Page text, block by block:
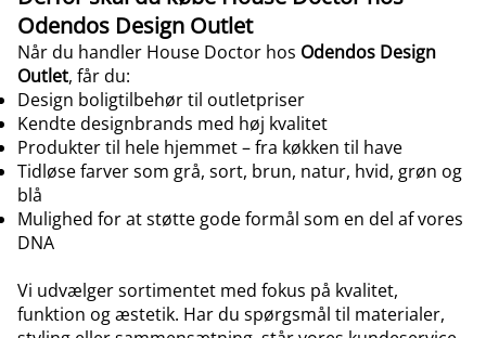
Odendos Design Outlet
Når du handler House Doctor hos Odendos Design
Outlet, får du:
Design boligtilbehør til outletpriser
Kendte designbrands med høj kvalitet
Produkter til hele hjemmet – fra køkken til have
Tidløse farver som grå, sort, brun, natur, hvid, grøn og
blå
Mulighed for at støtte gode formål som en del af vores
DNA
Vi udvælger sortimentet med fokus på kvalitet,
funktion og æstetik. Har du spørgsmål til materialer,